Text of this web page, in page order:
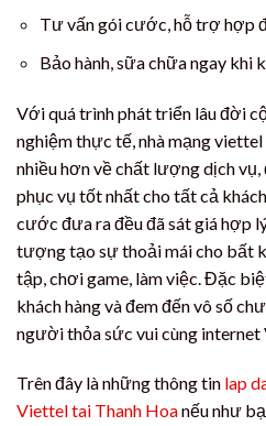
Tư vấn gói cước, hỗ trợ hợp
Bảo hành, sữa chữa ngay khi
Với quá trình phát triển lâu đời
nghiệm thực tế, nhà mạng
nhiều hơn về chất lượng dịch
phục vụ tốt nhất cho tất cả
cước đưa ra đều đã sát giá hợp
tượng tạo sự thoải mái cho bất
tập, chơi game, làm việc. Đặc
khách hàng và đem đến vô số
người thỏa sức vui cùng internet
Trên đây là những thông tin lap
Viettel tai Thanh Hoanếu như